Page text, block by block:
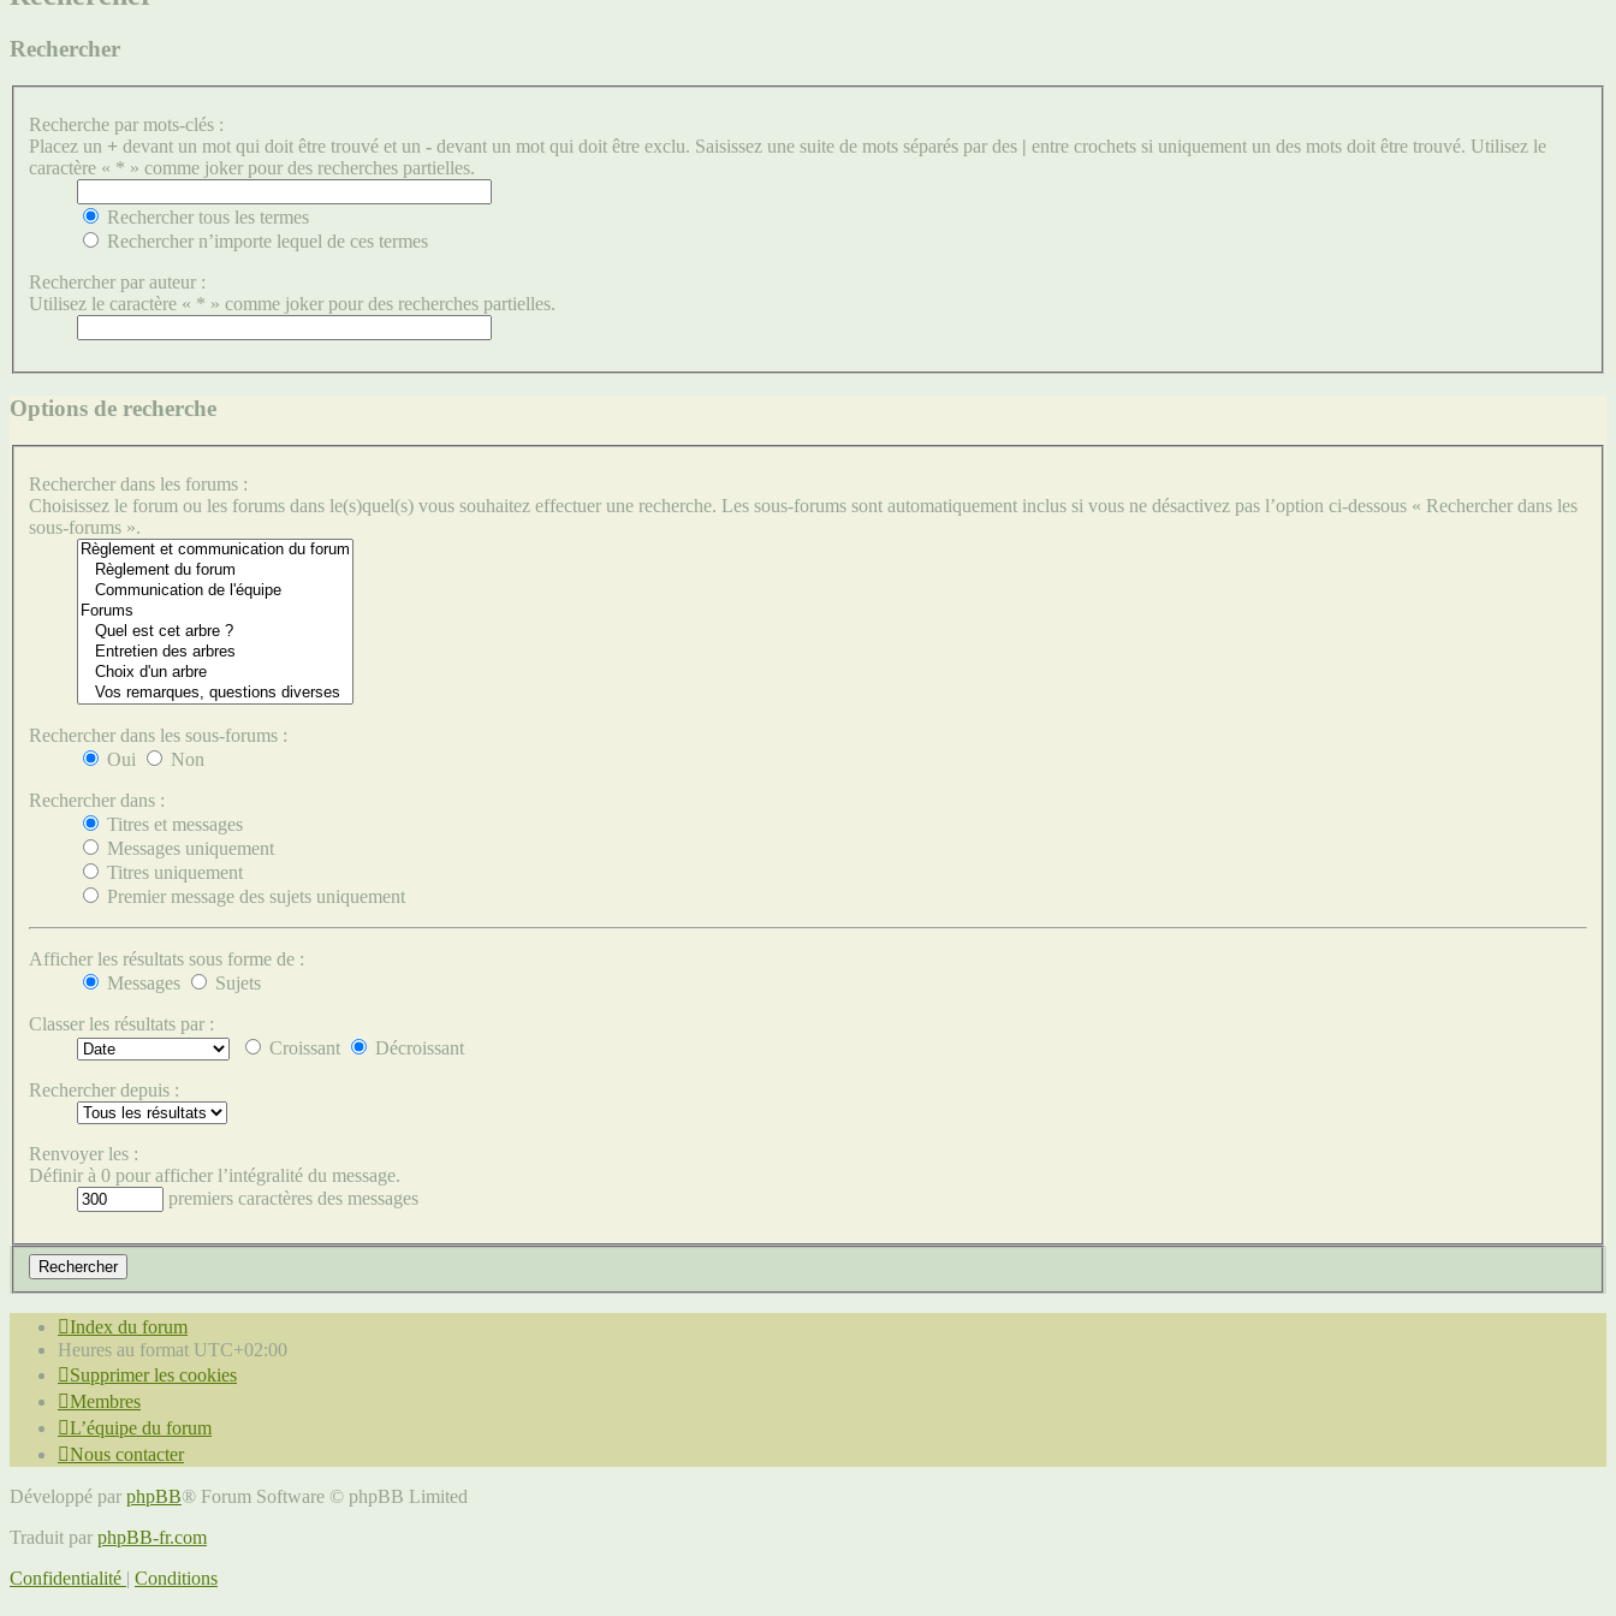
Rechercher
Recherche par mots-clés :
Placez un + devant un mot qui doit être trouvé et un - devant un mot qui doit être exclu. Saisissez une suite de mots séparés par des | entre crochets si uniquement un des mots doit être trouvé. Utilisez le
caractère « * » comme joker pour des recherches partielles.
Rechercher tous les termes
Rechercher n’importe lequel de ces termes
Rechercher par auteur :
Utilisez le caractère « * » comme joker pour des recherches partielles.
Options de recherche
Rechercher dans les forums :
Choisissez le forum ou les forums dans le(s)quel(s) vous souhaitez effectuer une recherche. Les sous-forums sont automatiquement inclus si vous ne désactivez pas l’option ci-dessous « Rechercher dans les
sous-forums ».
Rechercher dans les sous-forums :
Oui
Non
Rechercher dans :
Titres et messages
Messages uniquement
Titres uniquement
Premier message des sujets uniquement
Afficher les résultats sous forme de :
Messages
Sujets
Classer les résultats par :
Croissant
Décroissant
Rechercher depuis :
Renvoyer les :
Définir à 0 pour afficher l’intégralité du message.
premiers caractères des messages
Index du forum
Heures au format UTC+02:00
Supprimer les cookies
Membres
L’équipe du forum
Nous contacter
Développé par phpBB® Forum Software © phpBB Limited
Traduit par phpBB-fr.com
Confidentialité | Conditions